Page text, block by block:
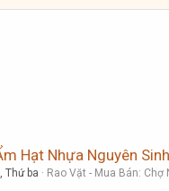
Times New Roman
Hạt Nhựa Nguyên
Thứ ba Rao Vặt - Mua Bán: Chợ